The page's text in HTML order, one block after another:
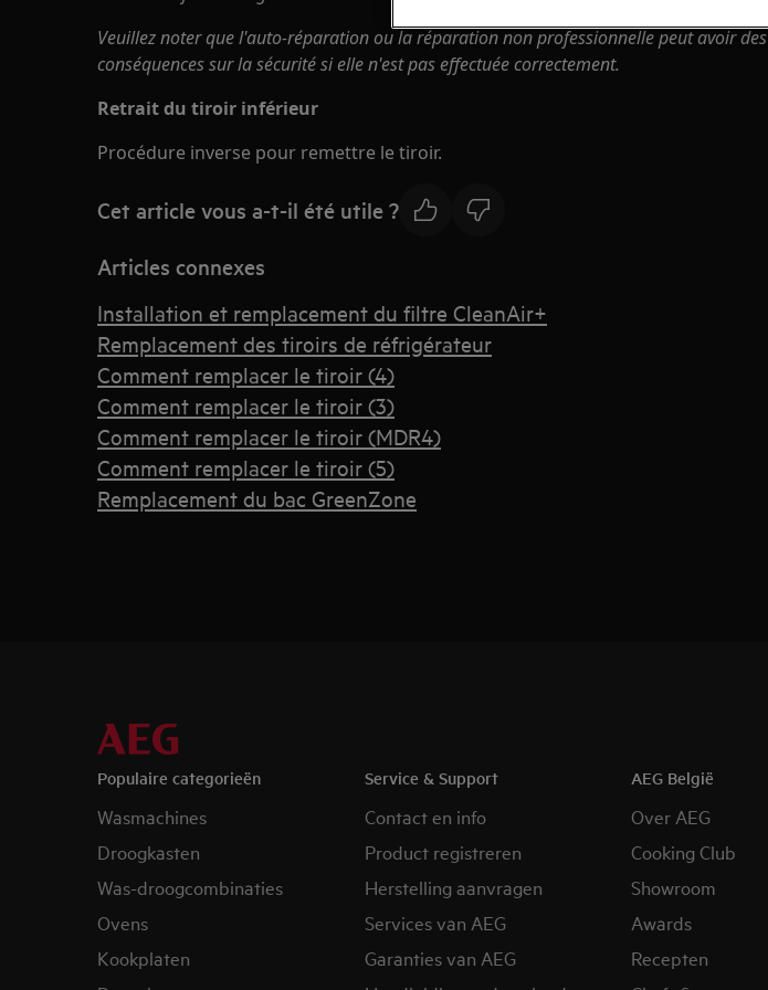
Veuillez noter que l'auto-réparation ou la réparation non professionnelle peut avoir des
conséquences sur la sécurité si elle n'est pas effectuée correctement.
Retrait du tiroir inférieur
Procédure inverse pour remettre le tiroir.
Cet article vous a-t-il été utile ?
Articles connexes
Installation et remplacement du filtre CleanAir+
Remplacement des tiroirs de réfrigérateur
Comment remplacer le tiroir (4)
Comment remplacer le tiroir (3)
Comment remplacer le tiroir (MDR4)
Comment remplacer le tiroir (5)
Remplacement du bac GreenZone
Populaire categorieën
Wasmachines
Droogkasten
Was-droogcombinaties
Ovens
Kookplaten
Service & Support
Contact en info
Product registreren
Herstelling aanvragen
Services van AEG
Garanties van AEG
AEG België
Over AEG
Cooking Club
Showroom
Awards
Recepten